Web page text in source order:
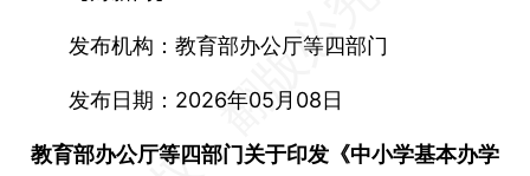
发布机构：教育部办公厅等四部门
发布日期：2026年05月08日
教育部办公厅等四部门关于印发《中小学基本办学